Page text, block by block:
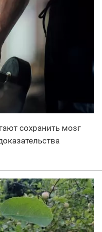
сохранить мозг